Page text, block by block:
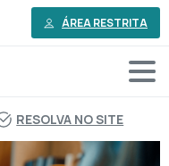
ÁREA RESTRITA
RESOLVA NO SITE